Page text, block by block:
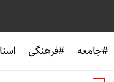
#جامعه #فرهنگی